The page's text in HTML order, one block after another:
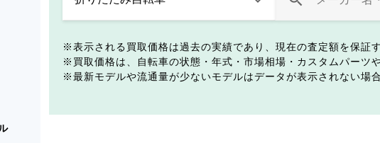
表示される買取価格は過去の実績であり、現在の査定額を保証
買取価格は、自転車の状態・年式・市場相場・カスタムパーツ
最新モデルや流通量が少ないモデルはデータが表示されない場